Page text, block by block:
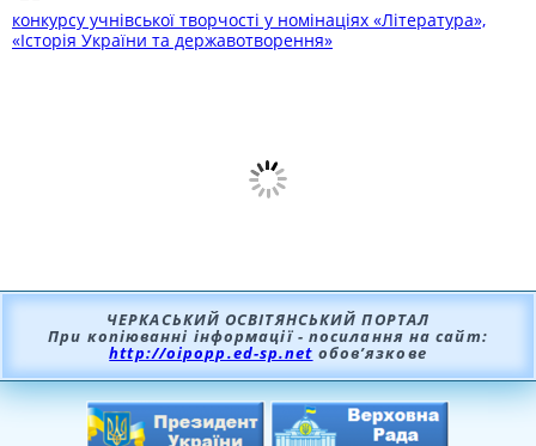
конкурсу учнівської творчості у номінаціях «Література»,
«Історія України та державотворення»
ЧЕРКАСЬКИЙ ОСВІТЯНСЬКИЙ ПОРТАЛ
При копіюванні інформації - посилання на сайт:
http://oipopp.ed-sp.net обов’язкове